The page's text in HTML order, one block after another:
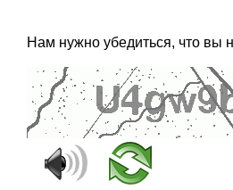
Нам нужно убедиться, что вы